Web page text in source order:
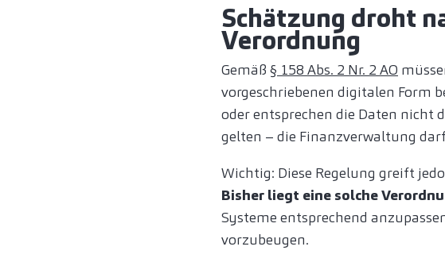
Schätzung droht
Verordnung
Gemäß § 158 Abs. 2 Nr. 2 AO
vorgeschriebenen digitalen Form
oder entsprechen die Daten nicht
gelten – die Finanzverwaltung
Wichtig: Diese Regelung greift
Bisher liegt eine solche
Systeme entsprechend
vorzubeugen.